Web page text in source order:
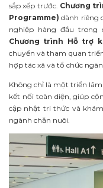
sắp xếp trước. Chương
Programme) dành riêng
nghiệp hàng đầu trong
Chương trình Hỗ trợ
chuyển và tham quan
hợp tác xã và tổ chức
Không chỉ là một triển
kết nối toàn diện, giúp
cập nhật tri thức và
ngành chăn nuôi.